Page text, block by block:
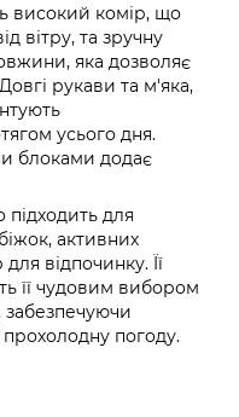
високий комір, що
вітру, та зручну
яка дозволяє
рукави та м'яка,
усього дня.
блоками додає
підходить для
активних
відпочинку. Її
її чудовим вибором
забезпечуючи
погоду.